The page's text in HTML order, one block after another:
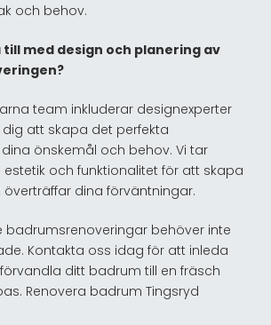
och behov.
till med design och planering av
team inkluderar designexperter
att skapa det perfekta
önskemål och behov. Vi tar
och funktionalitet för att skapa
dina förväntningar.
badrumsrenoveringar behöver inte
Kontakta oss idag för att inleda
ditt badrum till en fräsch
Renovera badrum Tingsryd